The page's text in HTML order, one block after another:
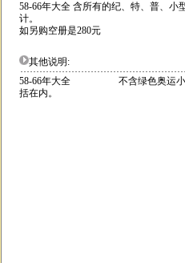
58-66年大全 含所有的纪、特、普、
计。
如另购空册是280元
其他说明:
58-66年大全 不含绿色奥运小型张
括在内。